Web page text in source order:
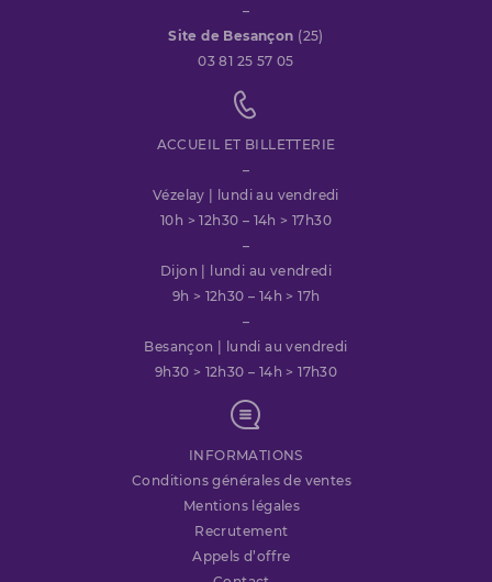
–
Site de Besançon (25)
03 81 25 57 05
ACCUEIL ET BILLETTERIE
–
Vézelay | lundi au vendredi
10h > 12h30 – 14h > 17h30
–
Dijon | lundi au vendredi
9h > 12h30 – 14h > 17h
–
Besançon | lundi au vendredi
9h30 > 12h30 – 14h > 17h30
INFORMATIONS
Conditions générales de ventes
Mentions légales
Recrutement
Appels d’offre